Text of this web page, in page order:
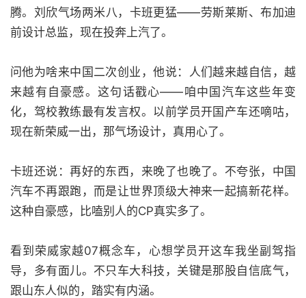
腾。刘欣气场两米八，卡班更猛——劳斯莱斯、布加迪
前设计总监，现在投奔上汽了。
问他为啥来中国二次创业，他说：人们越来越自信，越
来越有自豪感。这句话戳心——咱中国汽车这些年变
化，驾校教练最有发言权。以前学员开国产车还嘀咕，
现在新荣威一出，那气场设计，真用心了。
卡班还说：再好的东西，来晚了也晚了。不夸张，中国
汽车不再跟跑，而是让世界顶级大神来一起搞新花样。
这种自豪感，比嗑别人的CP真实多了。
看到荣威家越07概念车，心想学员开这车我坐副驾指
导，多有面儿。不只车大科技，关键是那股自信底气，
跟山东人似的，踏实有内涵。